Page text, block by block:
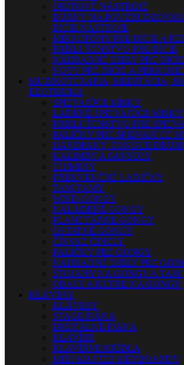
ORFFOVÉ NÁSTROJE
BUBNY NA
BICIE NÁSTROJE
MIKROFÓNY PRE BICIE A
PRÍSLUŠENSTVO PRE BICIE
NÁHRADNÉ DIELY PRE BICIE
NOTY PRE BICIE A PERKUSIE
MUZIKOTERAPIA, MEDITÁCIA,
EZOTERIKA
SPIEVAJÚCE MISKY
LADENÉ SPIEVAJÚCE MISKY
PRISLUŠENSTVO PRE
PALIČKY PRE SPIEVAJÚCE
HANDPANY, TONGUE
KALIMBY A SANSULY
CHIMESY
FREKVENČNÉ LADIČKY
TAM-TAMY
WIND GONGY
NALADENÉ GONGY
PLANETÁRNE GONGY
OSTATNÉ GONGY
ČÍNSKE ČINELY
PALIČKY PRE GONGY
NÁHRADNÉ DIELY PRE
STOJANY NA GONGY A
OBALY A KUFRE NA GONGY
KLÁVESY
KLÁVESY
STAGE PIÁNA
DIGITÁLNE PIÁNA
KLAVÍRE
KLAVÍRNE KRÍDLA
MIDI MASTER KEYBOARDY